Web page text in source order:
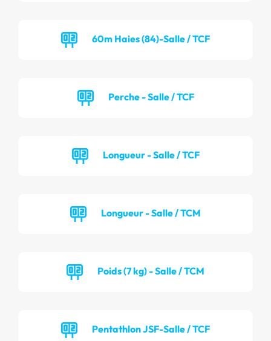
60m Haies (84)-Salle / TCF
Perche - Salle / TCF
Longueur - Salle / TCF
Longueur - Salle / TCM
Poids (7 kg) - Salle / TCM
Pentathlon JSF-Salle / TCF